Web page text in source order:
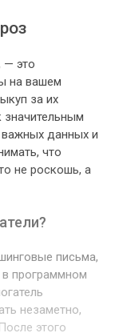
— это
на вашем
за их
значительным
важных данных и
что
не роскошь, а
письма,
программном
незаметно,
этого